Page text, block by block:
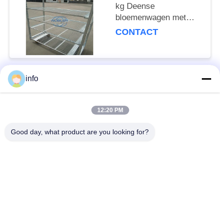
kg Deense
bloemenwagen met
netmaschelaag en
CONTACT
populaire categorieën
Bloemkarretje
info
12:20 PM
Good day, what product are you looking for?